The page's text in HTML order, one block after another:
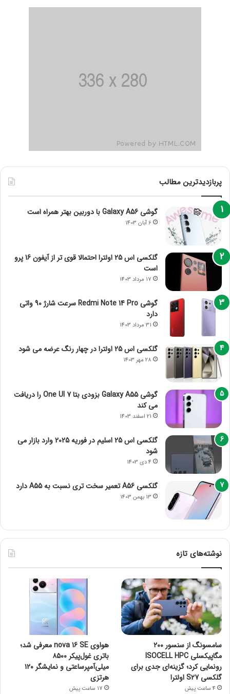
پربازدیدترین مطالب
گوشی Galaxy A56 با دوربین بهتر همراه است
6 آبان 1403
گلکسی اس 25 اولترا احتمالا قوی تر از آیفون 16 پرو
است
17 مرداد 1403
گوشی Redmi Note 14 Pro سرعت شارژ 90 واتی
دارد
31 مرداد 1403
گلکسی اس 25 اولترا در چهار رنگ عرضه می شود
28 مهر 1403
گوشی Galaxy A55 بزودی بتا One UI 7 را دریافت
می کند
21 اسفند 1403
گلکسی اس 25 اسلیم در فوریه 2025 وارد بازار می
شود
4 دی 1403
گلکسی A56 تعمیر سخت تری نسبت به A55 دارد
13 بهمن 1403
نوشته‌های تازه
سامسونگ از سنسور ۲۰۰
مگاپیکسلی ISOCELL HPC
رونمایی کرد؛ گزینه‌ای جدی برای
گلکسی S27 اولترا
4 ساعت پیش
هواوی nova 16 SE معرفی شد؛
باتری غول‌پیکر ۸۵۰۰
میلی‌آمپرساعتی و نمایشگر ۱۲۰
هرتزی
17 ساعت پیش